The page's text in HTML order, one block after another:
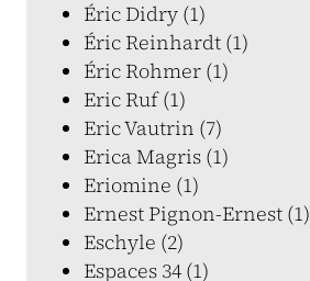
Éric Didry (1)
Éric Reinhardt (1)
Éric Rohmer (1)
Eric Ruf (1)
Eric Vautrin (7)
Erica Magris (1)
Eriomine (1)
Ernest Pignon-Ernest (1)
Eschyle (2)
Espaces 34 (1)